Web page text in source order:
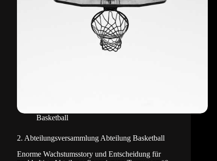
Basketball
2. Abteilungsversammlung Abteilung Basketball
Enorme Wachstumsstory und Entscheidung für